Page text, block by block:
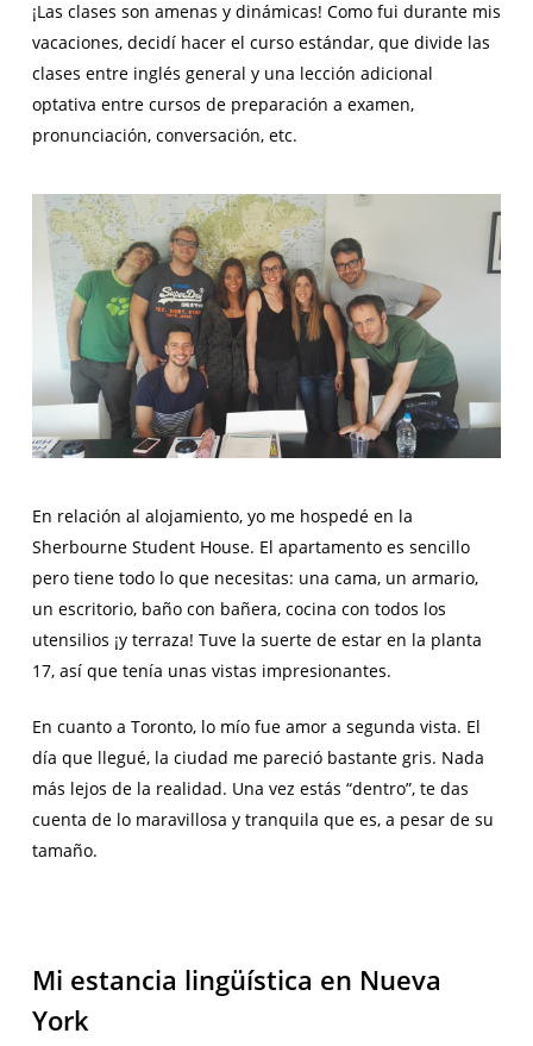
¡Las clases son amenas y dinámicas! Como fui durante mis
vacaciones, decidí hacer el curso estándar, que divide las
clases entre inglés general y una lección adicional
optativa entre cursos de preparación a examen,
pronunciación, conversación, etc.
En relación al alojamiento, yo me hospedé en la
Sherbourne Student House. El apartamento es sencillo
pero tiene todo lo que necesitas: una cama, un armario,
un escritorio, baño con bañera, cocina con todos los
utensilios ¡y terraza! Tuve la suerte de estar en la planta
17, así que tenía unas vistas impresionantes.
En cuanto a Toronto, lo mío fue amor a segunda vista. El
día que llegué, la ciudad me pareció bastante gris. Nada
más lejos de la realidad. Una vez estás “dentro”, te das
cuenta de lo maravillosa y tranquila que es, a pesar de su
tamaño.
Mi estancia lingüística en Nueva
York